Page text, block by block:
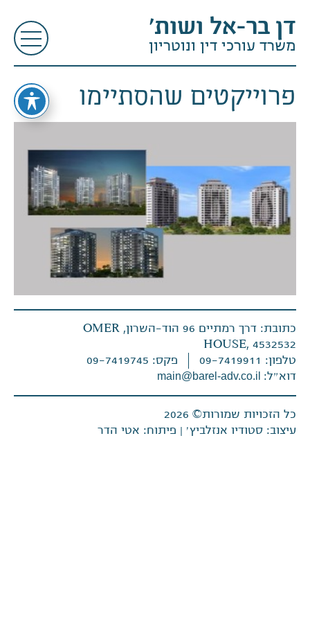
דן בר-אל ושות׳
משרד עורכי דין ונוטריון
פרוייקטים שהסתיימו
כתובת: דרך רמתיים 96 הוד-השרון, OMER
HOUSE, 4532532
טלפון: 09-7419911
פקס: 09-7419745
דוא״ל:
כל הזכויות שמורות© 2026
עיצוב: סטודיו אנזלביץ׳ | פיתוח: אטי הדר